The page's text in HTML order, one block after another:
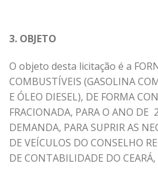
3. OBJETO
O objeto desta licitação é a
COMBUSTÍVEIS (GASOLINA
E ÓLEO DIESEL), DE FORMA
FRACIONADA, PARA O ANO DE
DEMANDA, PARA SUPRIR AS
DE VEÍCULOS DO CONSELHO
DE CONTABILIDADE DO